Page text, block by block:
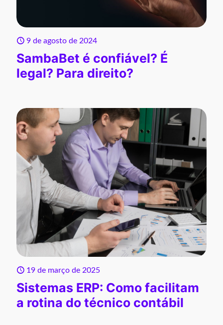
9 de agosto de 2024
SambaBet é confiável? É
legal? Para direito?
19 de março de 2025
Sistemas ERP: Como facilitam
a rotina do técnico contábil